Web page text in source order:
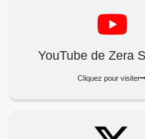
YouTube de Zera
Cliquez pour visiter